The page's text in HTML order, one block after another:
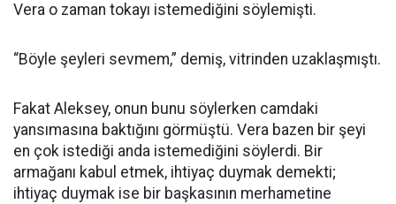
Vera o zaman tokayı istemediğini söylemişti.
“Böyle şeyleri sevmem,” demiş, vitrinden uzaklaşmıştı.
Fakat Aleksey, onun bunu söylerken camdaki
yansımasına baktığını görmüştü. Vera bazen bir şeyi
en çok istediği anda istemediğini söylerdi. Bir
armağanı kabul etmek, ihtiyaç duymak demekti;
ihtiyaç duymak ise bir başkasının merhametine